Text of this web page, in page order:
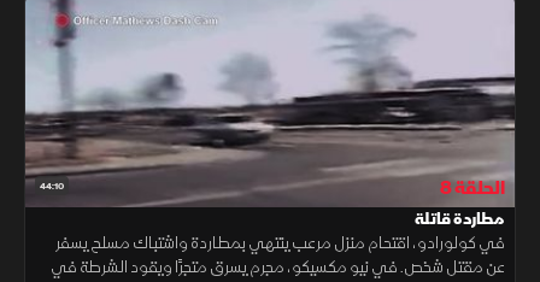
44:10 الحلقة 8
مطاردة قاتلة
في كولورادو، اقتحام منزل مرعب ينتهي بمطاردة واشتباك مسلح يسفر
عن مقتل شخص. في نيو مكسيكو، مجرم يسرق متجرًا ويقود الشرطة في